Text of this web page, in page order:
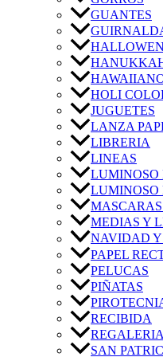
GUANTES
HALLOWEN
HOLI
JUGUETES
LANZA
LIBRERIA
LINEAS
LUMINOSO
LUMINOSO
MEDIAS Y
NAVIDAD
PAPEL
PELUCAS
PIÑATAS
RECIBIDA
SAN